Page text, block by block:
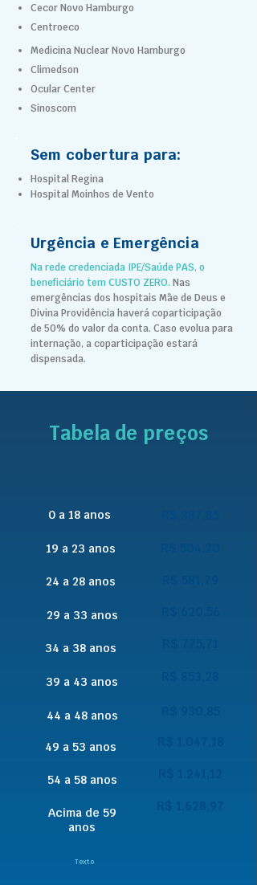
Cecor Novo Hamburgo
Centroeco
Medicina Nuclear Novo Hamburgo
Climedson
Ocular Center
Sinoscom
Sem cobertura para:
Hospital Regina
Hospital Moinhos de Vento
Urgência e Emergência
Na rede credenciada IPE/Saúde PAS, o
beneficiário tem CUSTO ZERO. Nas
emergências dos hospitais Mãe de Deus e
Divina Providência haverá coparticipação
de 50% do valor da conta. Caso evolua para
internação, a coparticipação estará
dispensada.
Tabela de preços
0 a 18 anos
19 a 23 anos
24 a 28 anos
29 a 33 anos
34 a 38 anos
39 a 43 anos
44 a 48 anos
49 a 53 anos
54 a 58 anos
Acima de 59
anos
Texto